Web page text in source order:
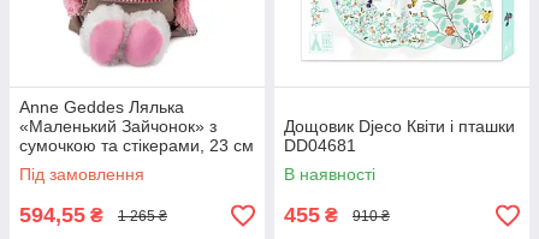
Anne Geddes Лялька
«Маленький Зайчонок» з
сумочкою та стікерами, 23 см
(21072)
Під замовлення
594,55 ₴ 1 265 ₴
Дощовик Djeco Квіти і пташки
DD04681
В наявності
455 ₴ 910 ₴